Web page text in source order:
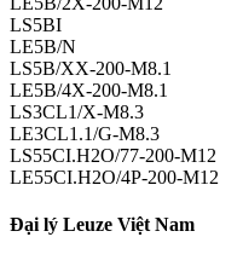
LS5BI
LE5B/N
LS5B/XX-200-M8.1
LE5B/4X-200-M8.1
LS3CL1/X-M8.3
LE3CL1.1/G-M8.3
LS55CI.H2O/77-200-M12
LE55CI.H2O/4P-200-M12
Đại lý Leuze Việt Nam